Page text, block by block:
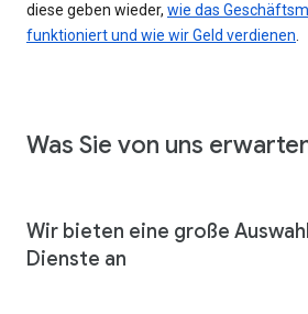
diese geben wieder, wie das
funktioniert und wie wir Geld verdienen
Was Sie von uns
Wir bieten eine große
Dienste an